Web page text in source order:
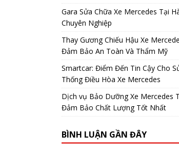
Gara Sửa Chữa Xe Mercedes Tại
Chuyên Nghiệp
Thay Gương Chiếu Hậu Xe
Đảm Bảo An Toàn Và Thẩm Mỹ
Smartcar: Điểm Đến Tin Cậy Cho
Thống Điều Hòa Xe Mercedes
Dịch vụ Bảo Dưỡng Xe Mercedes
Đảm Bảo Chất Lượng Tốt Nhất
BÌNH LUẬN GẦN ĐÂY